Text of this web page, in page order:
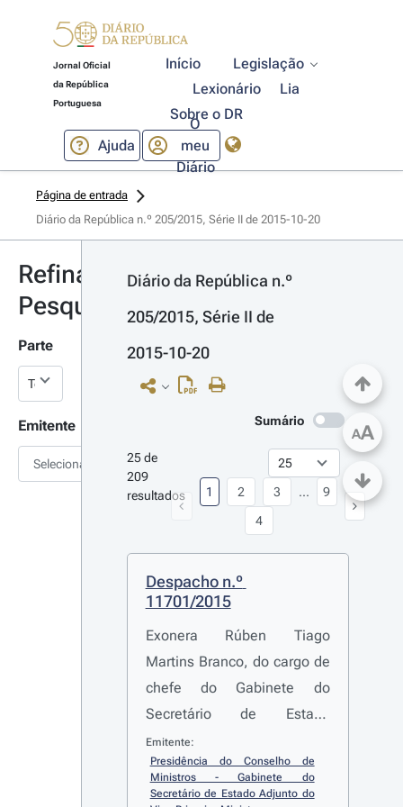
Jornal Oficial
da República
Portuguesa
Início
Legislação
Lexionário
Lia
Sobre o DR
Ajuda
O
meu
Diário
Página de entrada
Diário da República n.º 205/2015, Série II de 2015-10-20
Refinar
Pesquisa
Parte
Emitente
Selecionar
Diário da República n.º
205/2015, Série II de
2015-10-20
Sumário
25 de
209
resultados
1 2
3
4
... 9
Despacho n.º
11701/2015
Exonera Rúben Tiago
Martins Branco, do cargo de
chefe do Gabinete do
Secretário de Estado
Adjunto do Vice-Primeiro-
Ministro e louva a forma
competente como o
Emitente:
Presidência do Conselho de
Ministros - Gabinete do
Secretário de Estado Adjunto do
AA